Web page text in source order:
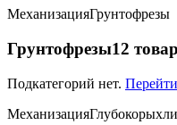
МеханизацияГрунтофрезы
Грунтофрезы12
Подкатегорий нет.
Механизация